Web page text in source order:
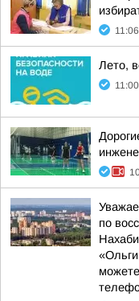
11:06
Лето,
11:00
по